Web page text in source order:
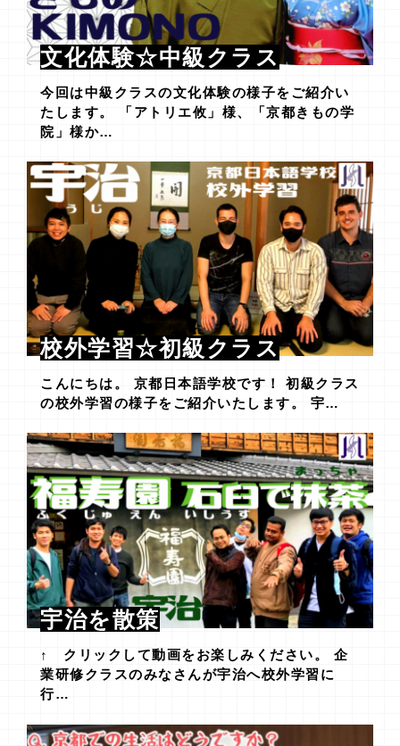
文化体験☆中級クラス
今回は中級クラスの文化体験の様子をご紹介い
たします。 「アトリエ攸」様、「京都きもの学
院」様か…
校外学習☆初級クラス
こんにちは。 京都日本語学校です！ 初級クラス
の校外学習の様子をご紹介いたします。 宇…
宇治を散策
↑ クリックして動画をお楽しみください。 企
業研修クラスのみなさんが宇治へ校外学習に
行…